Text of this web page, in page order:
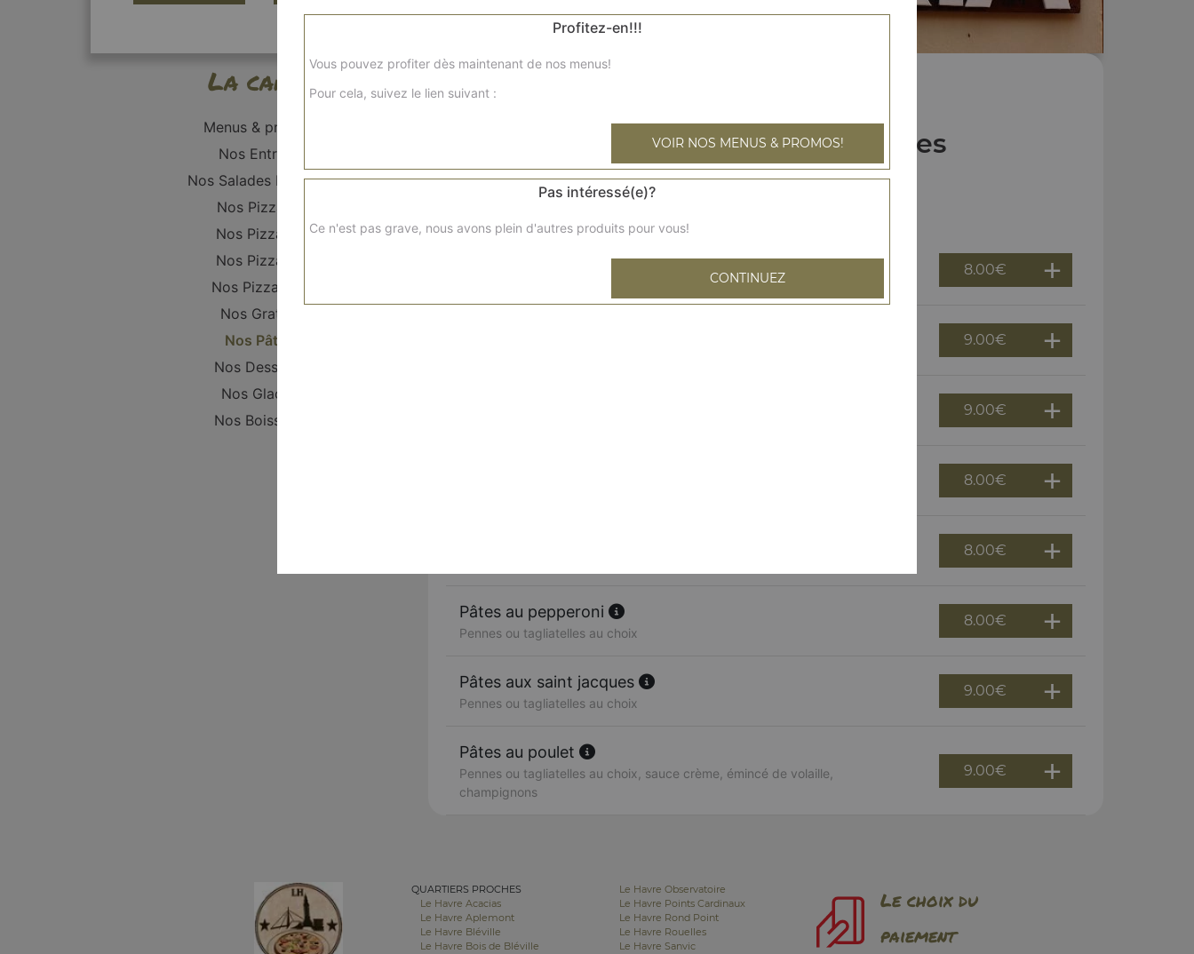
La carte
Menus & promos
Nos Entrées
Nos Salades Fraîches
Nos Pizzanis
Nos Pizzas S
Nos Pizzas L
Nos Pizzas XL
Nos Gratins
Nos Pâtes
Nos Desserts
Nos Glaces
Nos Boissons
Nos Pâtes
8.00€
9.00€
9.00€
8.00€
8.00€
Pâtes au pepperoni
Pennes ou tagliatelles au choix
8.00€
Pâtes aux saint jacques
Pennes ou tagliatelles au choix
9.00€
Pâtes au poulet
Pennes ou tagliatelles au choix, sauce crème, émincé de volaille,
champignons
9.00€
QUARTIERS PROCHES
Le Havre Acacias
Le Havre Aplemont
Le Havre Bléville
Le Havre Bois de Bléville
Le Havre Observatoire
Le Havre Points Cardinaux
Le Havre Rond Point
Le Havre Rouelles
Le Havre Sanvic
Le choix du
paiement
Profitez-en!!!
Vous pouvez profiter dès maintenant de nos menus!
Pour cela, suivez le lien suivant :
VOIR NOS MENUS & PROMOS!
Pas intéressé(e)?
Ce n'est pas grave, nous avons plein d'autres produits pour vous!
CONTINUEZ